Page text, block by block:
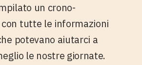
un crono-
con tutte le informazioni
potevano aiutarci a
le nostre giornate.